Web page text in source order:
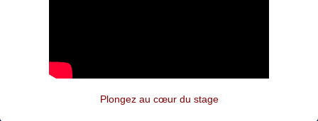
Plongez au cœur du stage